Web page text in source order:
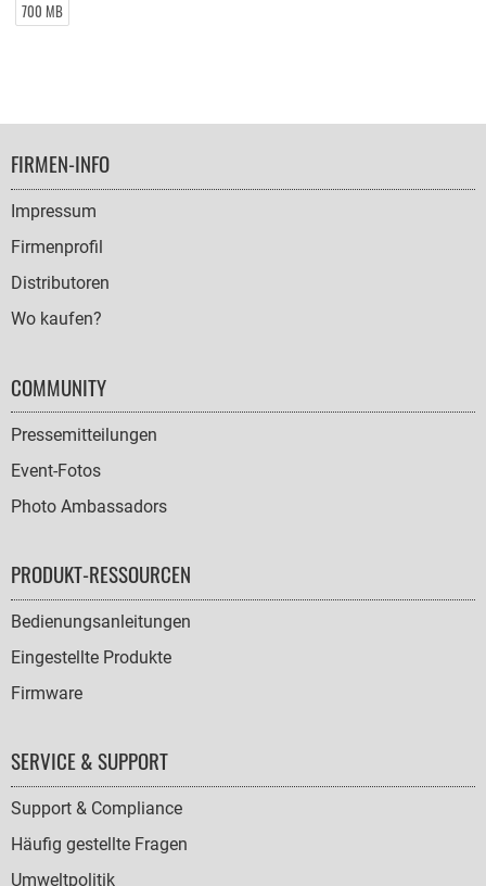
700 MB
FOOTER
NAVIGATION
FIRMEN-INFO
Impressum
Firmenprofil
Distributoren
Wo kaufen?
COMMUNITY
Pressemitteilungen
Event-Fotos
Photo Ambassadors
PRODUKT-RESSOURCEN
Bedienungsanleitungen
Eingestellte Produkte
Firmware
SERVICE & SUPPORT
Support & Compliance
Häufig gestellte Fragen
Umweltpolitik